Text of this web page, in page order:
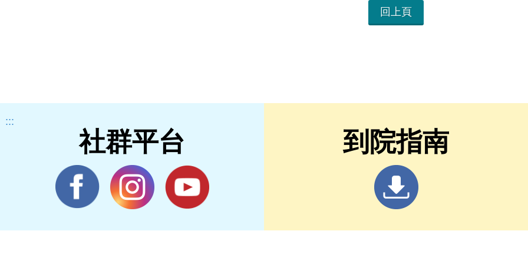
回上頁
:::
社群平台 到院指南